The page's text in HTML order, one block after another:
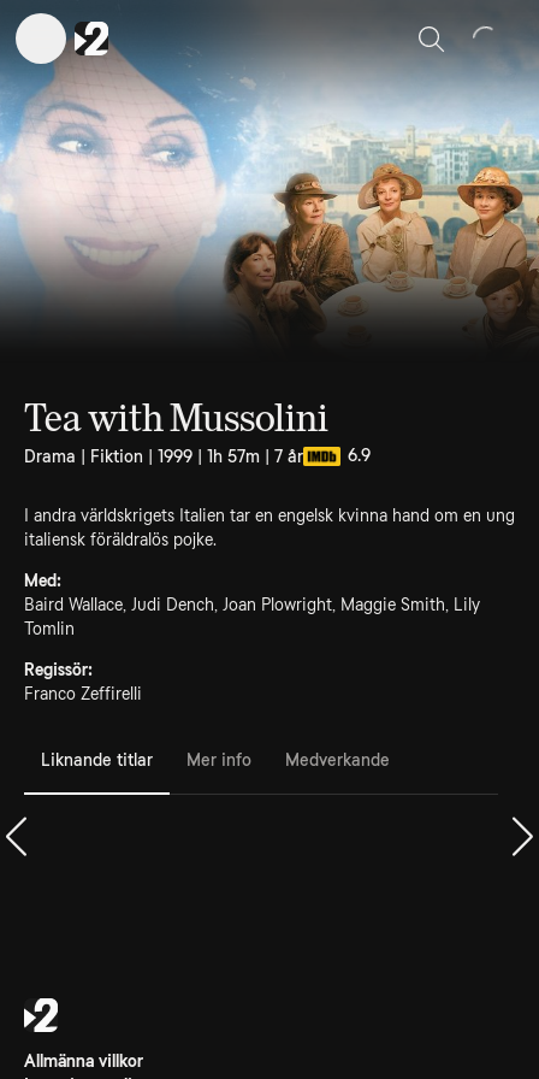
Sök
Tea with Mussolini
Drama | Fiktion | 1999 | 1h 57m | 7 år 6.9
I andra världskrigets Italien tar en engelsk kvinna hand om en ung
italiensk föräldralös pojke.
Med:
Baird Wallace, Judi Dench, Joan Plowright, Maggie Smith, Lily
Tomlin
Regissör:
Franco Zeffirelli
Liknande titlar Mer info Medverkande
Allmänna villkor